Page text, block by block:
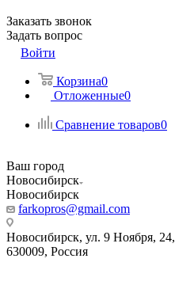
Заказать звонок
Задать вопрос
Войти
Корзина0
Отложенные0
Сравнение товаров0
Ваш город
Новосибирск
Новосибирск
farkopros@gmail.com
Новосибирск, ул. 9 Ноября, 24,
630009, Россия